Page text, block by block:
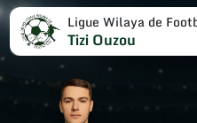
Ligue Wilaya de
Tizi Ouzou